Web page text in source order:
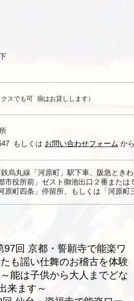
クスでも可 扇はお貸しします）
もしくは お問い合わせフォーム か
烏丸線「河原町」駅下車、阪急とき
市役所前」ゼスト御池出口２番または
原町四条」停留所、もしくは「河原町
97回 京都・誓願寺で能楽ワ
も謡い仕舞のお稽古を体験
能は子供から大人までどな
来ます～